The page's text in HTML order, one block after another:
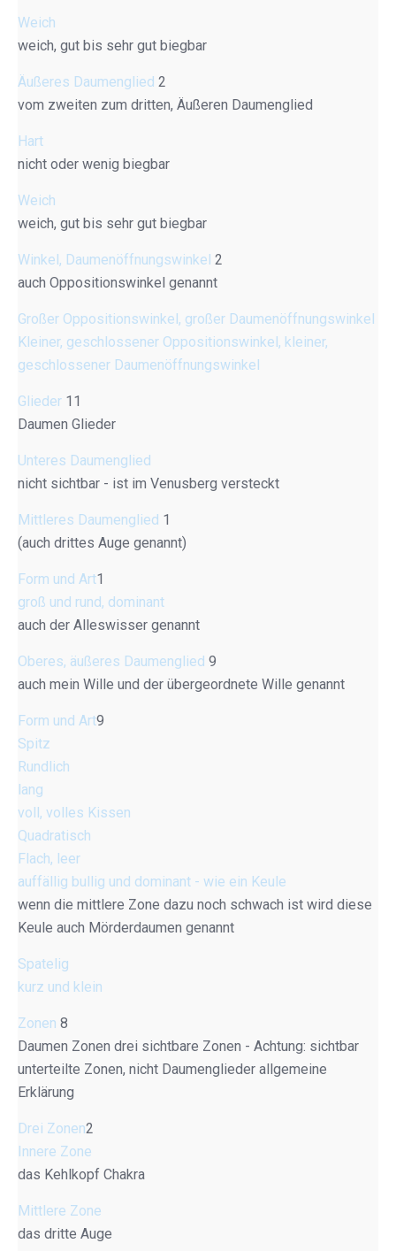
Weich
weich, gut bis sehr gut biegbar
Äußeres Daumenglied 2
vom zweiten zum dritten, Äußeren Daumenglied
Hart
nicht oder wenig biegbar
Weich
weich, gut bis sehr gut biegbar
Winkel, Daumenöffnungswinkel 2
auch Oppositionswinkel genannt
Großer Oppositionswinkel, großer Daumenöffnungswinkel
Kleiner, geschlossener Oppositionswinkel, kleiner,
geschlossener Daumenöffnungswinkel
Glieder 11
Daumen Glieder
Unteres Daumenglied
nicht sichtbar - ist im Venusberg versteckt
Mittleres Daumenglied 1
(auch drittes Auge genannt)
Form und Art1
groß und rund, dominant
auch der Alleswisser genannt
Oberes, äußeres Daumenglied 9
auch mein Wille und der übergeordnete Wille genannt
Form und Art9
Spitz
Rundlich
lang
voll, volles Kissen
Quadratisch
Flach, leer
auffällig bullig und dominant - wie ein Keule
wenn die mittlere Zone dazu noch schwach ist wird diese
Keule auch Mörderdaumen genannt
Spatelig
kurz und klein
Zonen 8
Daumen Zonen drei sichtbare Zonen - Achtung: sichtbar
unterteilte Zonen, nicht Daumenglieder allgemeine
Erklärung
Drei Zonen2
Innere Zone
das Kehlkopf Chakra
Mittlere Zone
das dritte Auge